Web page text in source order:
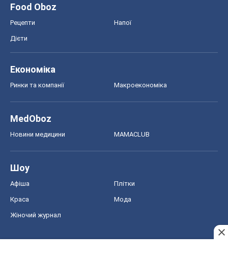
Food Oboz
Рецепти Напої
Дієти
Економіка
Ринки та компанії Макроекономіка
MedOboz
Новини медицини MAMACLUB
Шоу
Афіша Плітки
Краса Мода
Жіночий журнал